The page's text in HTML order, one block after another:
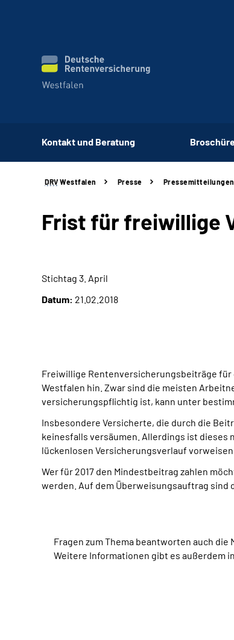
Kontakt und Beratung
DRV Westfalen Presse Pressemitteilungen
Frist für freiwillige
Stichtag 3. April
Datum: 21.02.2018
Freiwillige Rentenversicherungsbeiträge für
Westfalen hin. Zwar sind die meisten
versicherungspflichtig ist, kann unter
Insbesondere Versicherte, die durch die
keinesfalls versäumen. Allerdings ist dieses
lückenlosen Versicherungsverlauf
Wer für 2017 den Mindestbeitrag zahlen
werden. Auf dem Überweisungsauftrag sind
Fragen zum Thema beantworten auch
Weitere Informationen gibt es außerdem